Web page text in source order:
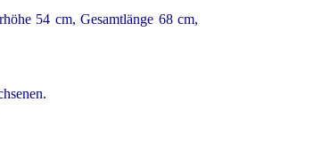
54 cm, Gesamtlänge 68 cm,